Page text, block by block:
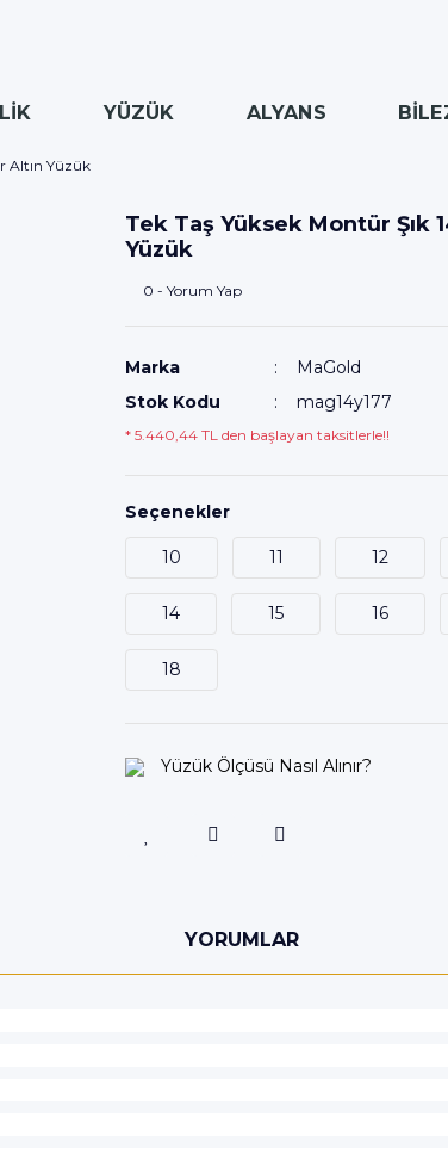
YÜZÜK ALYANS
Altın Yüzük
Tek Taş Yüksek Montür Şık
Yüzük
0 - Yorum Yap
Marka
MaGold
Stok Kodu
mag14y177
* 5.440,44 TL den başlayan taksitlerle!!
Seçenekler
10 11 12
14 15 16
18
Yüzük Ölçüsü Nasıl Alınır?
YORUMLAR